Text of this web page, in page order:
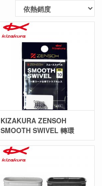
KIZAKURA ZENSOH
SMOOTH SWIVEL 轉環